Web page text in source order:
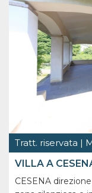
Tratt. riservata |
VILLA A
CESENA